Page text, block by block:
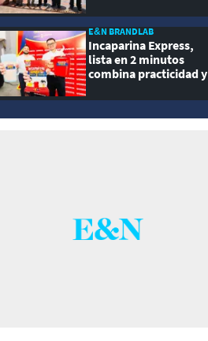
recreación de
Guatemala
E&N BRANDLAB
Incaparina Express,
lista en 2 minutos
combina practicidad y